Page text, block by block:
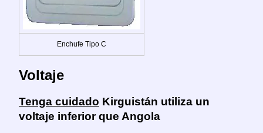
Enchufe Tipo C
Voltaje
Tenga cuidado Kirguistán utiliza un
voltaje inferior que Angola